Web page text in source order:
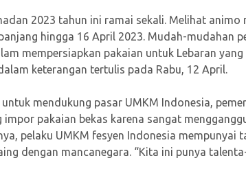
2023 tahun ini ramai sekali. Melihat
hingga 16 April 2023. Mudah-mudahan
mempersiapkan pakaian untuk Lebaran
keterangan tertulis pada Rabu, 12 April.
mendukung pasar UMKM Indonesia,
impor pakaian bekas karena sangat
pelaku UMKM fesyen Indonesia
dengan mancanegara. “Kita ini punya